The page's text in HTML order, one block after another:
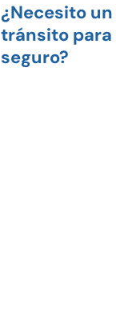
¿Necesito
tránsito
seguro?